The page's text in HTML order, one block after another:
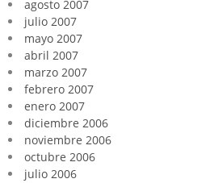
agosto 2007
julio 2007
mayo 2007
abril 2007
marzo 2007
febrero 2007
enero 2007
diciembre 2006
noviembre 2006
octubre 2006
julio 2006